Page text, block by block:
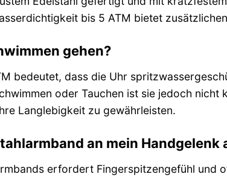
bis 5 ATM bietet
gehen?
bedeutet, dass die Uhr
oder Tauchen ist sie jedoch
Langlebigkeit zu gewährleisten.
an mein Handgelenk
erfordert Fingerspitzengefühl und